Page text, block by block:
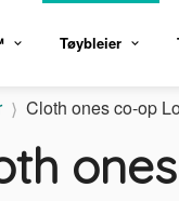
Tøybleier
Cloth ones co-op